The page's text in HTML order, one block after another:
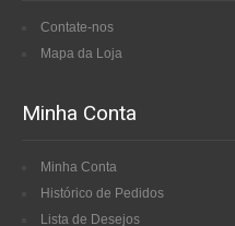
Contate-nos
Mapa da Loja
Minha Conta
Minha Conta
Histórico de Pedidos
Lista de Desejos